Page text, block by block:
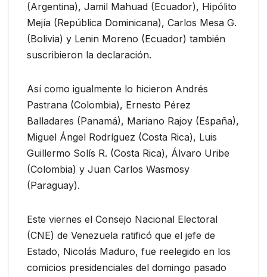
(Argentina), Jamil Mahuad (Ecuador), Hipólito
Mejía (República Dominicana), Carlos Mesa G.
(Bolivia) y Lenin Moreno (Ecuador) también
suscribieron la declaración.
Así como igualmente lo hicieron Andrés
Pastrana (Colombia), Ernesto Pérez
Balladares (Panamá), Mariano Rajoy (España),
Miguel Ángel Rodríguez (Costa Rica), Luis
Guillermo Solís R. (Costa Rica), Álvaro Uribe
(Colombia) y Juan Carlos Wasmosy
(Paraguay).
Este viernes el Consejo Nacional Electoral
(CNE) de Venezuela ratificó que el jefe de
Estado, Nicolás Maduro, fue reelegido en los
comicios presidenciales del domingo pasado